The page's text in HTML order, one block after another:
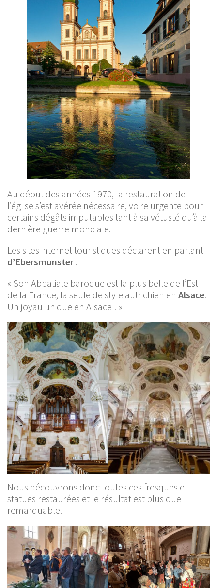
Au début des années 1970, la restauration de
l’église s’est avérée nécessaire, voire urgente pour
certains dégâts imputables tant à sa vétusté qu’à la
dernière guerre mondiale.
Les sites internet touristiques déclarent en parlant
d’Ebersmunster :
« Son Abbatiale baroque est la plus belle de l’Est
de la France, la seule de style autrichien en Alsace.
Un joyau unique en Alsace ! »
Nous découvrons donc toutes ces fresques et
statues restaurées et le résultat est plus que
remarquable.